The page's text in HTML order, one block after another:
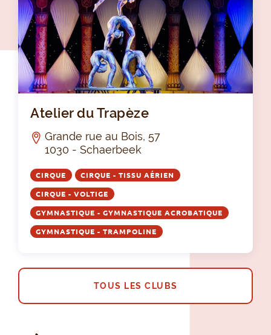
Atelier du Trapèze
Grande rue au Bois, 57
1030 - Schaerbeek
CIRQUE CIRQUE - TISSU AÉRIEN
CIRQUE - VOLTIGE
GYMNASTIQUE - GYMNASTIQUE ACROBATIQUE
GYMNASTIQUE - TRAMPOLINE
TOUS LES CLUBS